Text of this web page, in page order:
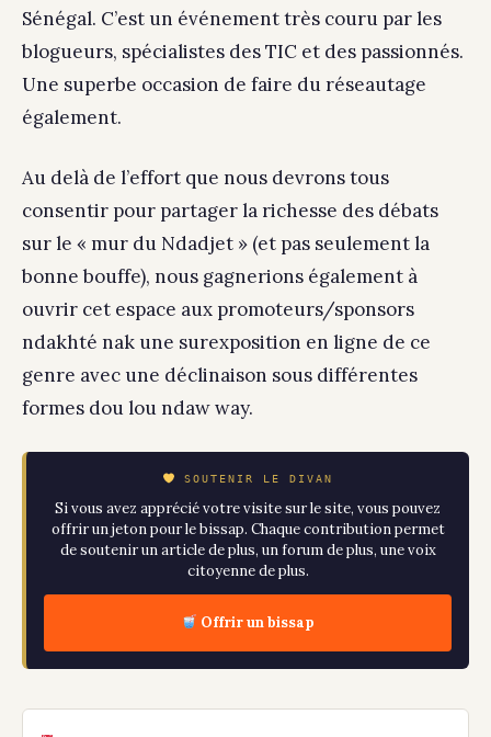
Sénégal. C’est un événement très couru par les
blogueurs, spécialistes des TIC et des passionnés.
Une superbe occasion de faire du réseautage
également.
Au delà de l’effort que nous devrons tous
consentir pour partager la richesse des débats
sur le « mur du Ndadjet » (et pas seulement la
bonne bouffe), nous gagnerions également à
ouvrir cet espace aux promoteurs/sponsors
ndakhté nak une surexposition en ligne de ce
genre avec une déclinaison sous différentes
formes dou lou ndaw way.
SOUTENIR LE DIVAN
Si vous avez apprécié votre visite sur le site, vous pouvez
offrir un jeton pour le bissap. Chaque contribution permet
de soutenir un article de plus, un forum de plus, une voix
citoyenne de plus.
Offrir un bissap